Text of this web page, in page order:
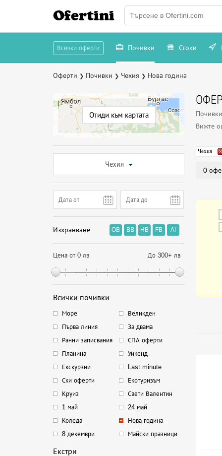
Ofertini
Всички оферти Почивки Стоки
Оферти ❯ Почивки ❯ Чехия ❯ Нова година
Отиди към картата
Чехия
Изхранване OB BB HB FB AI
Цена от 0 лв До 300+ лв
Всички почивки
Море
Великден
Първа линия
За двама
Ранни записвания
СПА оферти
Планина
Уикенд
Екскурзии
Last minute
Ски оферти
Екотуризъм
Круиз
Свети Валентин
1 май
24 май
Коледа
Нова година
8 декември
Майски празници
Екстри
Вижте
Чехия
0